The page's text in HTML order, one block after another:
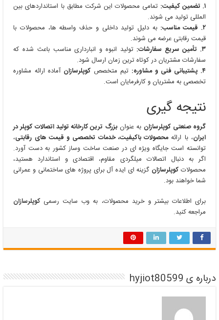
۱. تضمین کیفیت:
تمامی محصولات این شرکت مطابق با استانداردهای بین
المللی تولید می شوند.
۲. قیمت مناسب:
به دلیل تولید داخلی و حذف واسطه ها، محصولات با
قیمت رقابتی عرضه می شوند.
۳. تأمین سریع سفارشات:
تولید انبوه و انبارداری مناسب باعث شده که
سفارشات مشتریان در کوتاه ترین زمان ارسال شود.
۴. پشتیبانی فنی و مشاوره:
تیم متخصص کوپلرسازان آماده ارائه مشاوره
تخصصی به مشتریان و کارفرمایان است.
نتیجه گیری
گروه صنعتی کوپلرسازان به عنوانبزرگ ترین کارخانه تولید اتصالات کوپلر در
ایران، با ارائهمحصولات باکیفیت، خدمات تخصصی و قیمت های رقابتی،
توانسته است جایگاه ویژه ای در صنعت ساخت وساز کشور به دست آورد.
اگر به دنبال اتصالات میلگردی مقاوم، اقتصادی و استاندارد هستید،
محصولات کوپلرسازان گزینه ای ایده آل برای پروژه های ساختمانی و عمرانی
شما خواهند بود.
برای اطلاعات بیشتر و خرید محصولات، به وب سایت رسمی کوپلرسازان
مراجعه کنید.
درباره ی hyjiot80599